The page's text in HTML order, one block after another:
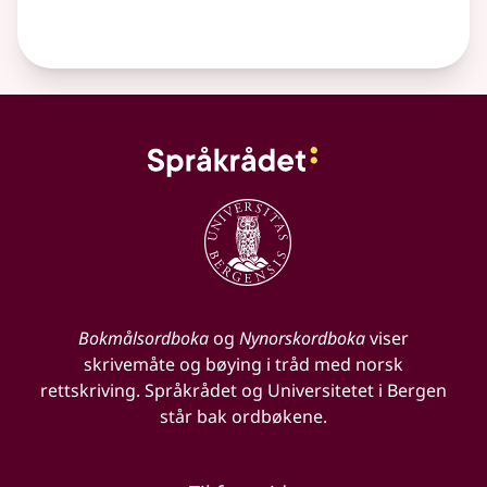
Bokmålsordbokaog Nynorskordbokaviser
skrivemåte og bøying i tråd med norsk
rettskriving. Språkrådet og Universitetet i Bergen
står bak ordbøkene.